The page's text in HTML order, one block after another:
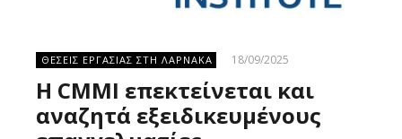
ΘΕΣΕΙΣ ΕΡΓΑΣΙΑΣ ΣΤΗ ΛΑΡΝΑΚΑ 18/09/2025
Η CMMI επεκτείνεται και
αναζητά εξειδικευμένους